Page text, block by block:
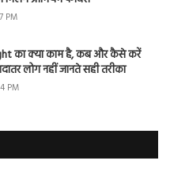
PM
का क्या काम है, कब और कैसे करें
लोग नहीं जानते सही तरीका
PM